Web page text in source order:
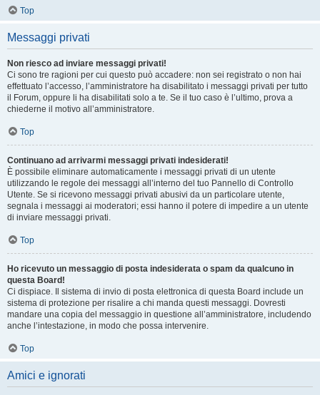
Top
Messaggi privati
Non riesco ad inviare messaggi privati!
Ci sono tre ragioni per cui questo può accadere: non sei registrato o non hai
effettuato l’accesso, l’amministratore ha disabilitato i messaggi privati per tutto
il Forum, oppure li ha disabilitati solo a te. Se il tuo caso è l’ultimo, prova a
chiederne il motivo all’amministratore.
Top
Continuano ad arrivarmi messaggi privati indesiderati!
È possibile eliminare automaticamente i messaggi privati ​​di un utente
utilizzando le regole dei messaggi all’interno del tuo Pannello di Controllo
Utente. Se si ricevono messaggi privati ​​abusivi da un particolare utente,
segnala i messaggi ai moderatori; essi hanno il potere di impedire a un utente
di inviare messaggi privati​​.
Top
Ho ricevuto un messaggio di posta indesiderata o spam da qualcuno in
questa Board!
Ci dispiace. Il sistema di invio di posta elettronica di questa Board include un
sistema di protezione per risalire a chi manda questi messaggi. Dovresti
mandare una copia del messaggio in questione all’amministratore, includendo
anche l’intestazione, in modo che possa intervenire.
Top
Amici e ignorati